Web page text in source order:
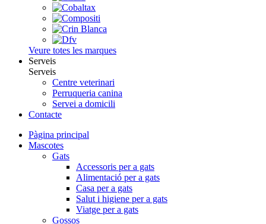
Veure totes les marques
Serveis
Serveis
Centre veterinari
Perruqueria canina
Servei a domicili
Contacte
Pàgina principal
Mascotes
Gats
Accessoris per a gats
Alimentació per a gats
Casa per a gats
Salut i higiene per a gats
Viatge per a gats
Gossos